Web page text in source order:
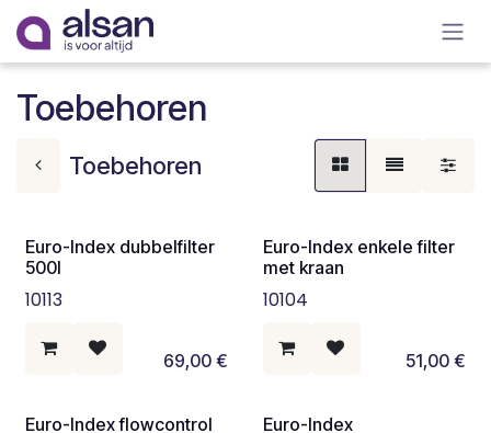
Overslaan naar inhoud
Toebehoren
Toebehoren
Euro-Index dubbelfilter
500l
10113
69,00€
Euro-Index enkele filter
met kraan
10104
51,00€
Euro-Index flowcontrol
Euro-Index